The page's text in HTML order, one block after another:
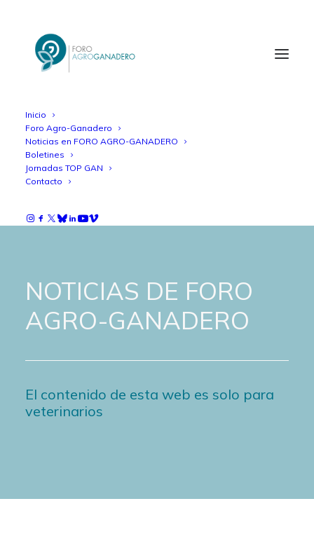
Inicio
Foro Agro-Ganadero
Noticias en FORO AGRO-GANADERO
Boletines
Jornadas TOP GAN
Contacto
NOTICIAS DE FORO
AGRO-GANADERO
El contenido de esta web es solo para
veterinarios